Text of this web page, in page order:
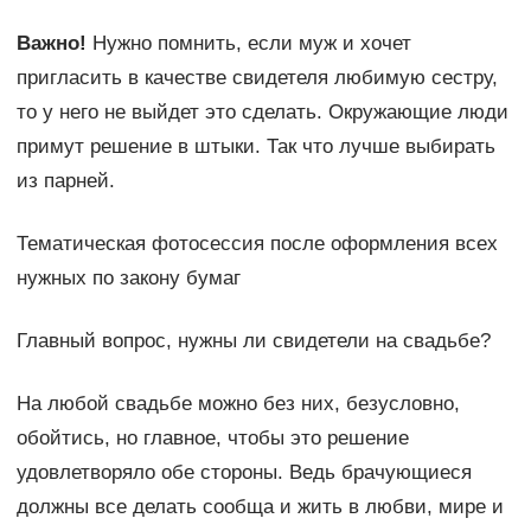
Важно! Нужно помнить, если муж и хочет
пригласить в качестве свидетеля любимую сестру,
то у него не выйдет это сделать. Окружающие люди
примут решение в штыки. Так что лучше выбирать
из парней.
Тематическая фотосессия после оформления всех
нужных по закону бумаг
Главный вопрос, нужны ли свидетели на свадьбе?
На любой свадьбе можно без них, безусловно,
обойтись, но главное, чтобы это решение
удовлетворяло обе стороны. Ведь брачующиеся
должны все делать сообща и жить в любви, мире и